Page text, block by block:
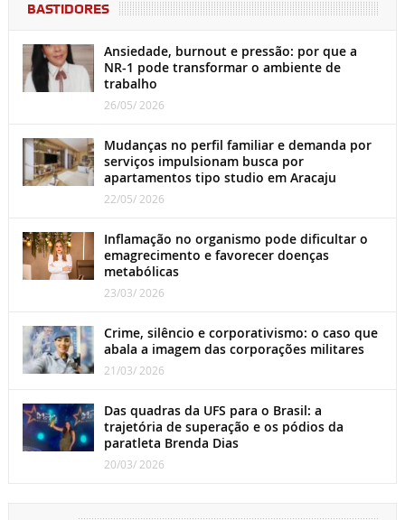
BASTIDORES
Ansiedade, burnout e pressão: por que a
NR-1 pode transformar o ambiente de
trabalho
26/05/ 2026
Mudanças no perfil familiar e demanda por
serviços impulsionam busca por
apartamentos tipo studio em Aracaju
22/05/ 2026
Inflamação no organismo pode dificultar o
emagrecimento e favorecer doenças
metabólicas
23/03/ 2026
Crime, silêncio e corporativismo: o caso que
abala a imagem das corporações militares
21/03/ 2026
Das quadras da UFS para o Brasil: a
trajetória de superação e os pódios da
paratleta Brenda Dias
20/03/ 2026